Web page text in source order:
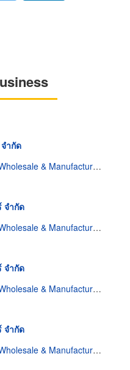
ำกัด
& Manufacturers
จำกัด
& Manufacturers
จำกัด
& Manufacturers
จำกัด
& Manufacturers